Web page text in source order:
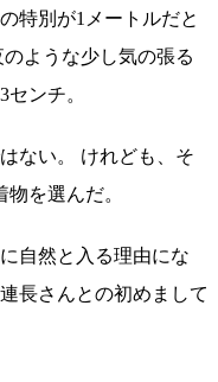
特別が1メートルだと
ような少し気の張る
ンチ。
ない。 けれども、そ
を選んだ。
自然と入る理由にな
長さんとの初めまして